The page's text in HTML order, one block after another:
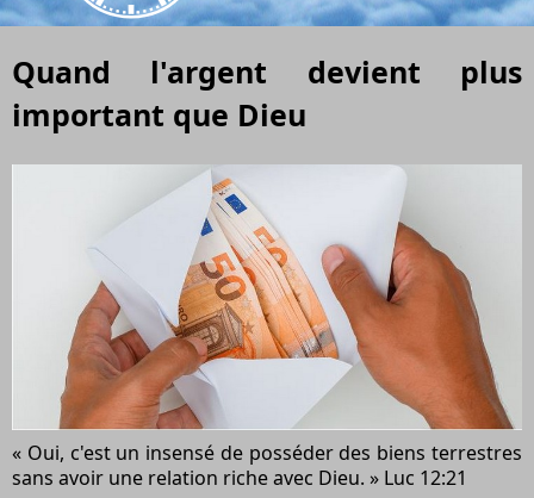
Quand l'argent devient plus
important que Dieu
« Oui, c'est un insensé de posséder des biens terrestres
sans avoir une relation riche avec Dieu. » Luc 12:21